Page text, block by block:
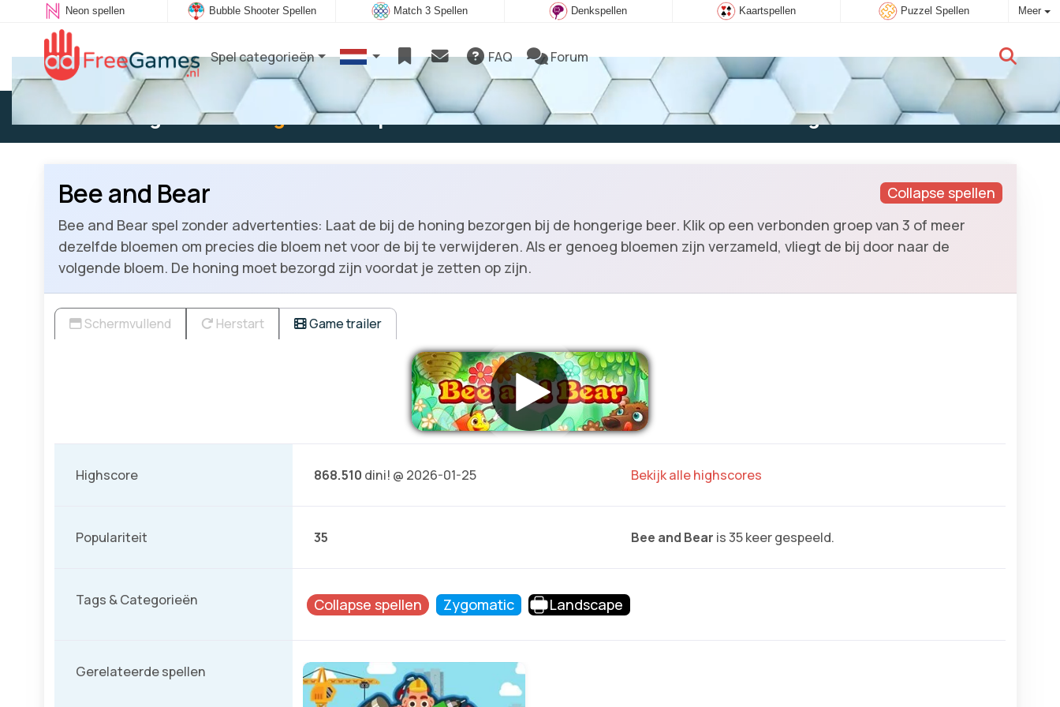
Neon spellen Bubble Shooter Spellen Match 3 Spellen Denkspellen Kaartspellen Puzzel Spellen Meer
Spel categorieën FAQ Forum
Bestaande gebruiker: Log inom te spelen Nieuwe gebruiker:Aanmelden
Collapse spellen
Bee and Bear
Bee and Bear spel zonder advertenties: Laat de bij de honing bezorgen bij de hongerige beer. Klik op een verbonden groep van 3 of meer
dezelfde bloemen om precies die bloem net voor de bij te verwijderen. Als er genoeg bloemen zijn verzameld, vliegt de bij door naar de
volgende bloem. De honing moet bezorgd zijn voordat je zetten op zijn.
Schermvullend Herstart Game trailer
Highscore 868.510 dini! @ 2026-01-25 Bekijk alle highscores
Populariteit 35 Bee and Bear is 35 keer gespeeld.
Tags & Categorieën Collapse spellen Zygomatic Landscape
Gerelateerde spellen